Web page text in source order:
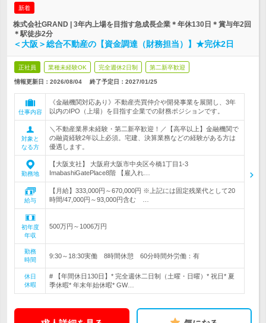
新着
株式会社GRAND | 3年内上場を目指す急成長企業＊年休130日＊賞与年2回
＊駅徒歩2分
＜大阪＞総合不動産の【資金調達（財務担当）】★完休2日
正社員 業種未経験OK 完全週休2日制 第二新卒歓迎
情報更新日：2026/08/04 終了予定日： 2027/01/25
仕事内容
《金融機関対応あり》不動産売買仲介や開発事業を展開し、3年
以内のIPO（上場）を目指す企業での財務ポジションです。
対象と
なる方
＼不動産業界未経験・第二新卒歓迎！／【高卒以上】金融機関で
の融資経験2年以上必須。宅建、決算業務などの経験がある方は
優遇します。
勤務地
【大阪支社】 大阪府大阪市中央区今橋1丁目1-3
ImabashiGatePlace8階 【雇入れ…
給与
【月給】333,000円～670,000円 ※上記には固定残業代として20
時間/47,000円～93,000円含む …
初年度
年収
500万円～1006万円
勤務
時間
9:30～18:30実働 8時間休憩 60分時間外労働：有
休日
休暇
# 【年間休日130日】* 完全週休二日制（土曜・日曜）* 祝日* 夏
季休暇* 年末年始休暇* GW…